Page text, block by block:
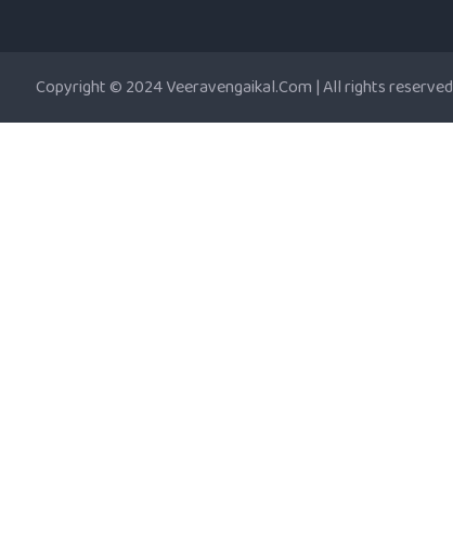
Copyright © 2024 Veeravengaikal.Com | All rights reserved